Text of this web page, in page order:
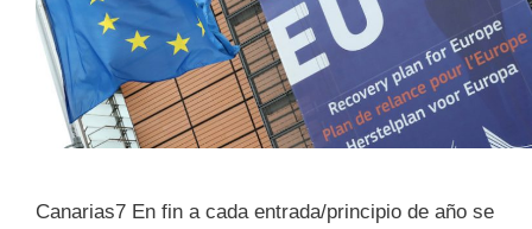
Canarias7 En fin a cada entrada/principio de año se